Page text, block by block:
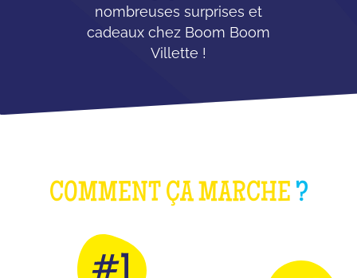
nombreuses surprises et
cadeaux chez Boom Boom
Villette !
COMMENT ÇA MARCHE ?